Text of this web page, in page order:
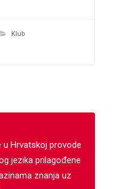
Klub
u Hrvatskoj provode
jezika prilagođene
znanja uz